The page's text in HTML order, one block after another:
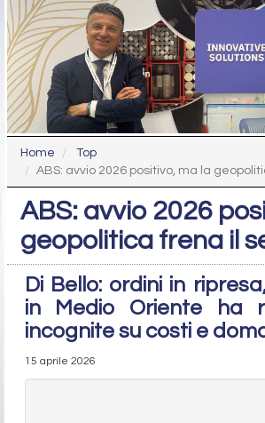
Home
Top
ABS: avvio 2026 positivo, ma la
ABS: avvio 2026
geopolitica frena il
Di Bello: ordini in
in Medio Oriente ha
incognite su costi e
15 aprile 2026